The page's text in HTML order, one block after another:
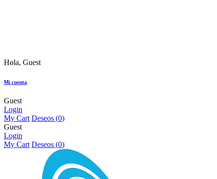
Hola, Guest
Mi cuenta
Guest
Login
My Cart Deseos (0)
Guest
Login
My Cart Deseos (0)